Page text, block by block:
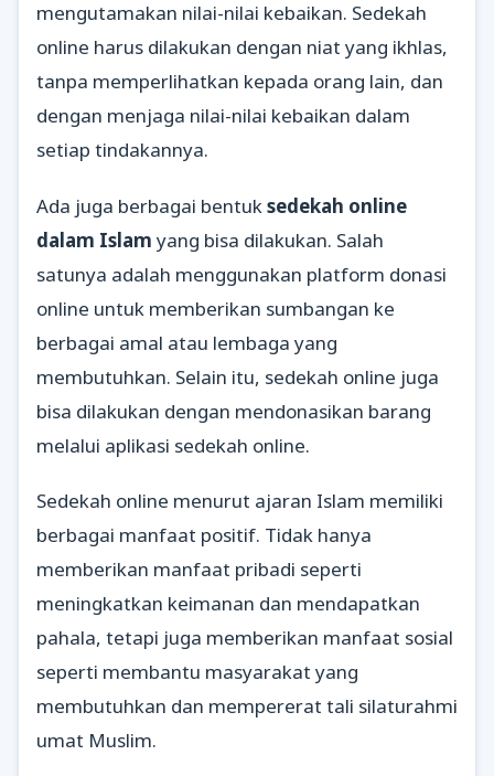
mengutamakan nilai-nilai kebaikan. Sedekah
online harus dilakukan dengan niat yang ikhlas,
tanpa memperlihatkan kepada orang lain, dan
dengan menjaga nilai-nilai kebaikan dalam
setiap tindakannya.
Ada juga berbagai bentuksedekah online
dalam Islam yang bisa dilakukan. Salah
satunya adalah menggunakan platform donasi
online untuk memberikan sumbangan ke
berbagai amal atau lembaga yang
membutuhkan. Selain itu, sedekah online juga
bisa dilakukan dengan mendonasikan barang
melalui aplikasi sedekah online.
Sedekah online menurut ajaran Islam memiliki
berbagai manfaat positif. Tidak hanya
memberikan manfaat pribadi seperti
meningkatkan keimanan dan mendapatkan
pahala, tetapi juga memberikan manfaat sosial
seperti membantu masyarakat yang
membutuhkan dan mempererat tali silaturahmi
umat Muslim.